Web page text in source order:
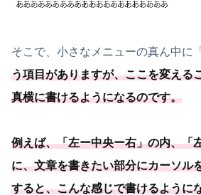
そこで、小さなメニューの真ん中に「
う項目がありますが、ここを変える
真横に書けるようになるのです。
例えば、「左ー中央ー右」の内、「
に、文章を書きたい部分にカーソル
すると、こんな感じで書けるように